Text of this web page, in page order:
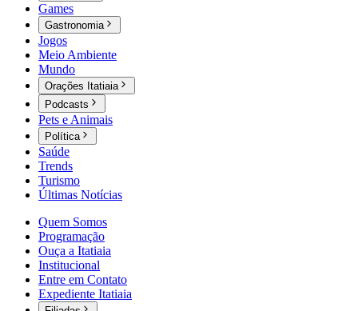
Games
Gastronomia
Jogos
Meio Ambiente
Mundo
Orações Itatiaia
Podcasts
Pets e Animais
Política
Saúde
Trends
Turismo
Últimas Notícias
Quem Somos
Programação
Ouça a Itatiaia
Institucional
Entre em Contato
Expediente Itatiaia